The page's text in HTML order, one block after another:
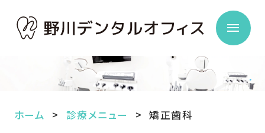
ホーム 診療メニュー 矯正歯科